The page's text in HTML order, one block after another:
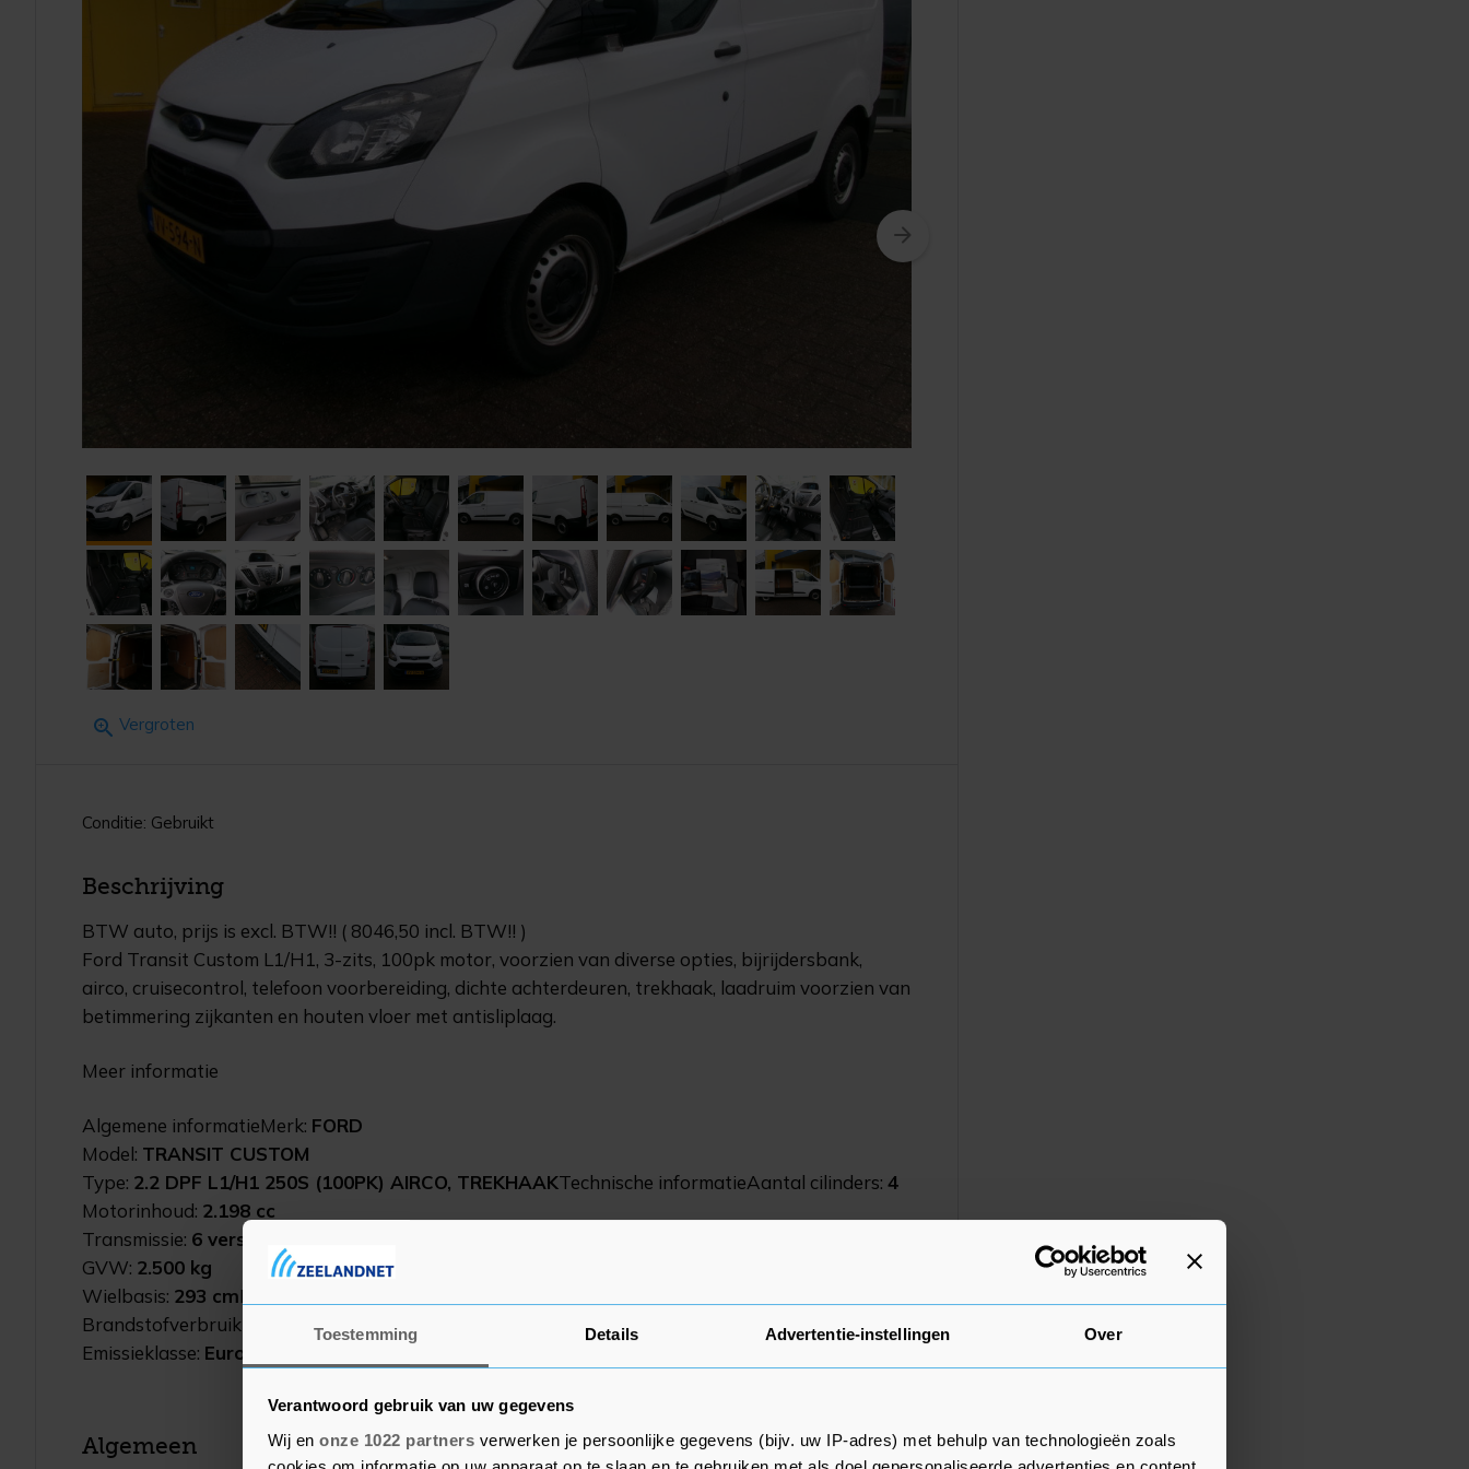
Toestemming Details Advertentie-instellingen Over
Verantwoord gebruik van uw gegevens
Wij en onze 1022 partners verwerken je persoonlijke gegevens (bijv. uw IP-adres) met behulp van technologieën zoals
Vergroten
Conditie: Gebruikt
Beschrijving
BTW auto, prijs is excl. BTW!! ( 8046,50 incl. BTW!! )
Ford Transit Custom L1/H1, 3-zits, 100pk motor, voorzien van diverse opties, bijrijdersbank,
airco, cruisecontrol, telefoon voorbereiding, dichte achterdeuren, trekhaak, laadruim voorzien van
betimmering zijkanten en houten vloer met antisliplaag.
Meer informatie
Algemene informatieMerk: FORD
Model: TRANSIT CUSTOM
Type: 2.2 DPF L1/H1 250S (100PK) AIRCO, TREKHAAKTechnische informatieAantal cilinders: 4
Motorinhoud: 2.198 cc
Transmissie: 6 versnellingen, Handgeschakeld
GVW: 2.500 kg
Wielbasis: 293 cmMilieu en verbruikBrandstofverbruik in de stad:
Brandstofverbruik op de snelweg:
6,4 l/100km
Emissieklasse: Euro 5
Algemeen